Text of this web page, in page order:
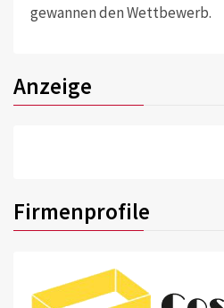
gewannen den Wettbewerb.
Anzeige
Firmenprofile